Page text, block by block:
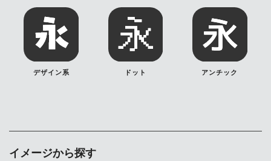
デザイン系 ドット アンチック
イメージから探す